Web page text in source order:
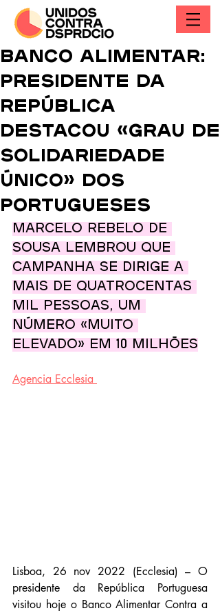
Banco Alimentar:
Presidente da
República
destacou «grau de
solidariedade
único» dos
portugueses
Marcelo Rebelo de
Sousa lembrou que
campanha se dirige a
mais de quatrocentas
mil pessoas, um
número «muito
elevado» em 10 milhões
Agencia Ecclesia
Lisboa, 26 nov 2022 (Ecclesia) – O
presidente da República Portuguesa
visitou hoje o Banco Alimentar Contra a